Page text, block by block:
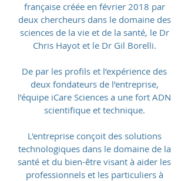
française créée en février 2018 par
deux chercheurs dans le domaine des
sciences de la vie et de la santé, le Dr
Chris Hayot et le Dr Gil Borelli.
De par les profils et l’expérience des
deux fondateurs de l’entreprise,
l’équipe iCare Sciences a une fort ADN
scientifique et technique.
L'entreprise conçoit des solutions
technologiques dans le domaine de la
santé et du bien-être visant à aider les
professionnels et les particuliers à